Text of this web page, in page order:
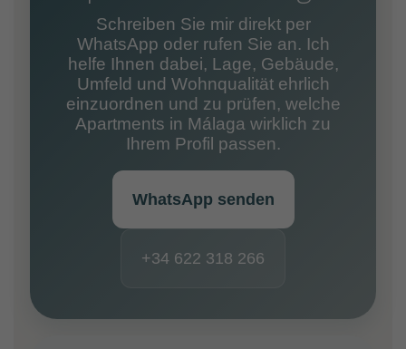
Schreiben Sie mir direkt per
WhatsApp oder rufen Sie an. Ich
helfe Ihnen dabei, Lage, Gebäude,
Umfeld und Wohnqualität ehrlich
einzuordnen und zu prüfen, welche
Apartments in Málaga wirklich zu
Ihrem Profil passen.
WhatsApp senden
+34 622 318 266